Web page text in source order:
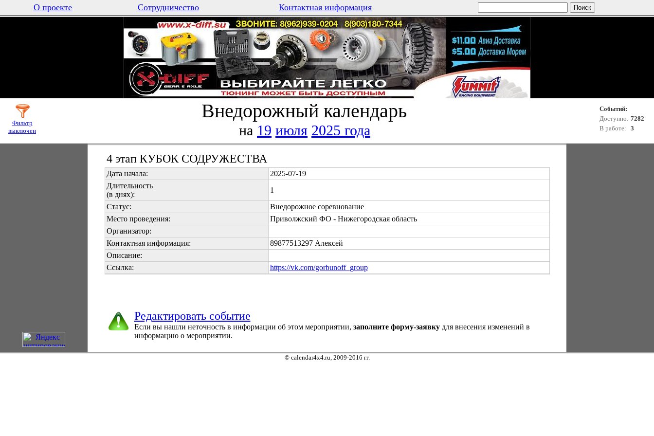
О проекте Сотрудничество Контактная информация
Фильтр
выключен
Внедорожный календарь
Событий:
Доступно: 7282
В работе:
3
на 19 июля 2025 года
4 этап КУБОК СОДРУЖЕСТВА
Дата начала:
2025-07-19
Длительность
(в днях):
1
Статус:
Внедорожное соревнование
Место проведения:
Приволжский ФО - Нижегородская область
Организатор:
Контактная информация:
89877513297 Алексей
Описание:
Ссылка:
https://vk.com/gorbunoff_group
Редактировать событие
Если вы нашли неточность в информации об этом мероприятии, заполните форму-заявкудля внесения изменений в
информацию о мероприятии.
© calendar4x4.ru, 2009-2016 гг.